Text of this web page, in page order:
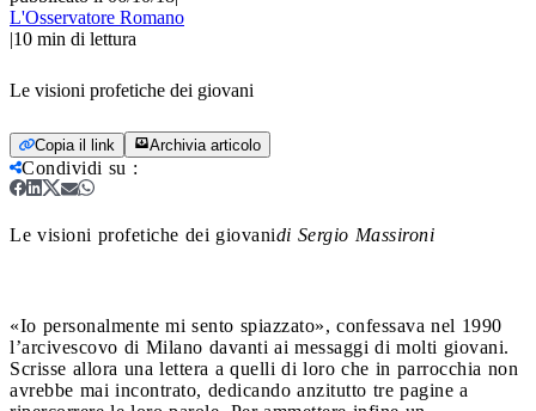
L'Osservatore Romano
|10 min di lettura
Le visioni profetiche dei giovani
Copia il link Archivia articolo
Condividi su :
Le visioni profetiche dei giovanidi Sergio Massironi
«Io personalmente mi sento spiazzato», confessava nel 1990
l’arcivescovo di Milano davanti ai messaggi di molti giovani.
Scrisse allora una lettera a quelli di loro che in parrocchia non
avrebbe mai incontrato, dedicando anzitutto tre pagine a